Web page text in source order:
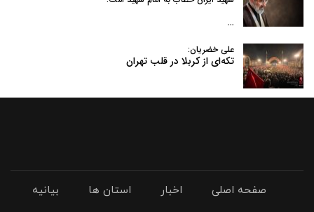
…
علی خضریان:
تکه‌ای از کربلا در قلب تهران
صفحه اصلی اخبار استان ها
بیانیه